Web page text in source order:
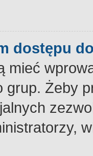
dostępu
mieć
grup. Żeby